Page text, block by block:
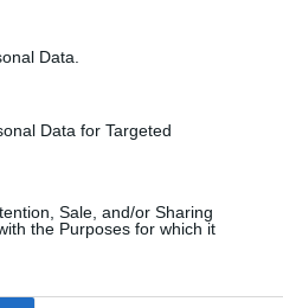
Data.
Data for Targeted
Sale, and/or Sharing
the Purposes for which it
Milyen fajták